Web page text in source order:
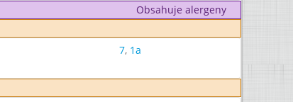
Obsahuje alergeny
7, 1a